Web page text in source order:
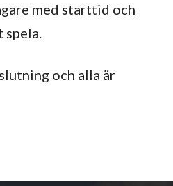
med starttid och
spela.
och alla är